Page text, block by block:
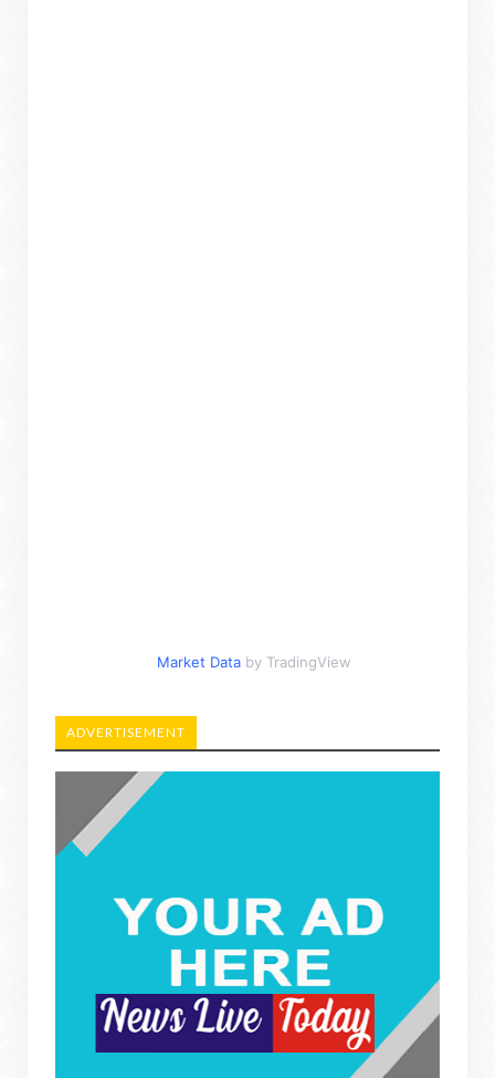
Market Data by TradingView
ADVERTISEMENT